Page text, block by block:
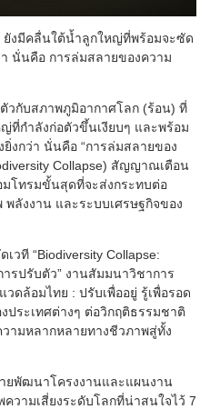
งมีคลื่นใต้น้ำลูกใหญ่ที่พร้อมจะซัด
นั่นคือ การล่มสลายของความ
วกับสภาพภูมิอากาศโลก (ร้อน) ที่
ที่กำลังก่อตัวขึ้นเงียบๆ และพร้อม
งกว่า นั่นคือ “การล่มสลายของ
Collapse) สัญญาณเตือน
โทรมขั้นสุดที่จะส่งกระทบต่อ
ลังงาน และระบบเศรษฐกิจของ
วที “Biodiversity Collapse:
รปรับตัว” งานสัมมนาวิชาการ
ดล้อมไทย : ปรับเพื่ออยู่ รู้เพื่อรอด
ระเทศต่างๆ ต่อวิกฤติธรรมชาติ
ามหลากหลายทางชีวภาพสู่ทั้ง
ยพัฒนาโครงงานและแผนงาน
วามเสี่ยงระดับโลกที่น่าสนใจไว้ 7